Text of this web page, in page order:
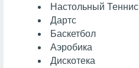
Настольный Теннис
Дартс
Баскетбол
Аэробика
Дискотека